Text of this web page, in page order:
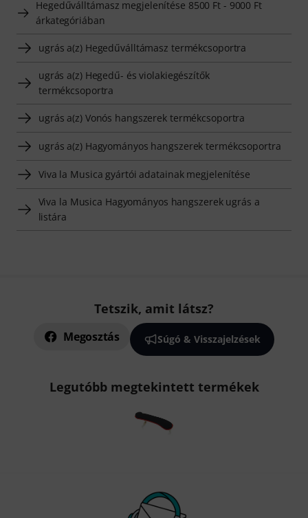
Hegedűválltámasz megjelenítése 8500 Ft - 9000 Ft
árkategóriában
ugrás a(z) Hegedűválltámasz termékcsoportra
ugrás a(z) Hegedű- és violakiegészítők
termékcsoportra
ugrás a(z) Vonós hangszerek termékcsoportra
ugrás a(z) Hagyományos hangszerek termékcsoportra
Viva la Musica gyártói adatainak megjelenítése
Viva la Musica Hagyományos hangszerek ugrás a
listára
Tetszik, amit látsz?
Megosztás Súgó & Visszajelzések
Legutóbb megtekintett termékek